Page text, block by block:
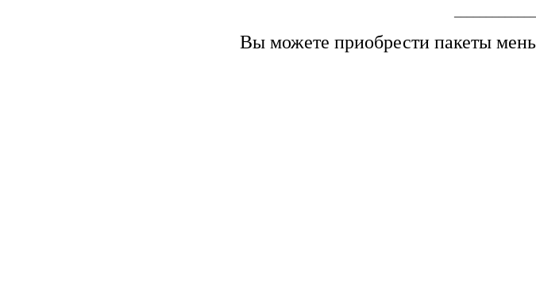
Вы можете приобрести пакеты